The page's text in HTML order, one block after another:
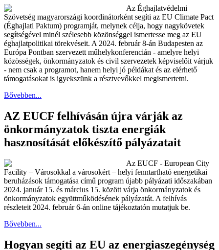
Az Éghajlatvédelmi
Szövetség magyarországi koordinátorként segíti az EU Climate Pact
(Éghajlati Paktum) programját, melynek célja, hogy nagykövetek
segítségével minél szélesebb közönséggel ismertesse meg az EU
éghajlatpolitikai törekvéseit. A 2024. február 8-án Budapesten az
Európa Pontban szervezett műhelykonferencián - amelyre helyi
közösségek, önkormányzatok és civil szervezetek képviselőit várjuk
- nem csak a programot, hanem helyi jó példákat és az elérhető
támogatásokat is igyekszünk a résztvevőkkel megismertetni.
Bővebben...
AZ EUCF felhívásán újra várják az
önkormányzatok tiszta energiák
hasznosítását előkészítő pályázatait
Az EUCF - European City
Facility – Városokkal a városokért – helyi fenntartható energetikai
beruházások támogatása című program újabb pályázati időszakában
2024. január 15. és március 15. között várja önkormányzatok és
önkormányzatok együttműködésének pályázatát. A felhívás
részleteit 2024. február 6-án online tájékoztatón mutatjuk be.
Bővebben...
Hogyan segíti az EU az energiaszegénység